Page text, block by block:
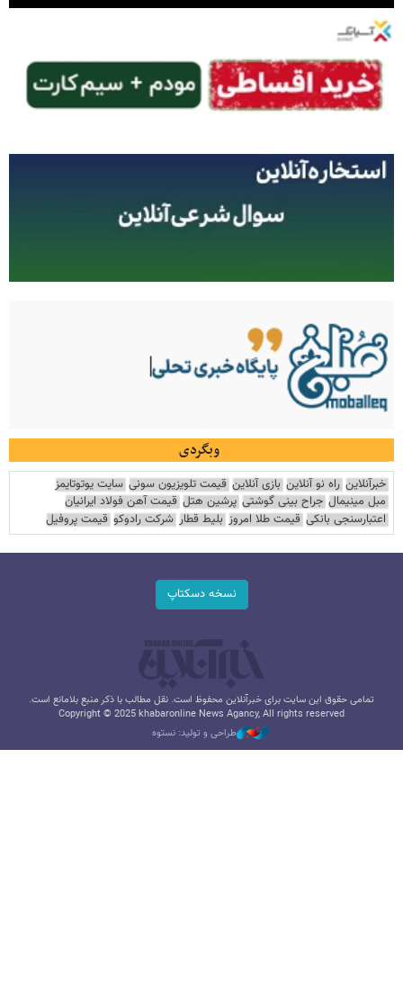
وبگردی
خبرآنلاین راه نو آنلاین بازی آنلاین قیمت تلویزیون سونی سایت یوتوتایمز
مبل مینیمال جراح بینی گوشتی پرشین هتل قیمت آهن فولاد ایرانیان
اعتبارسنجی بانکی قیمت طلا امروز بلیط قطار شرکت رادوکو قیمت پروفیل
نسخه دسکتاپ
تمامی حقوق این سایت برای خبرآنلاین محفوظ است. نقل مطالب با ذکر منبع بلامانع است.
Copyright © 2025 khabaronline News Agancy, All rights reserved
طراحی و تولید: نستوه